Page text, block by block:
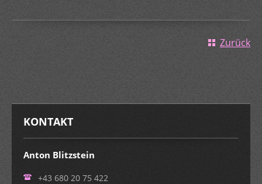
Zurück
KONTAKT
Anton Blitzstein
+43 680 20 75 422